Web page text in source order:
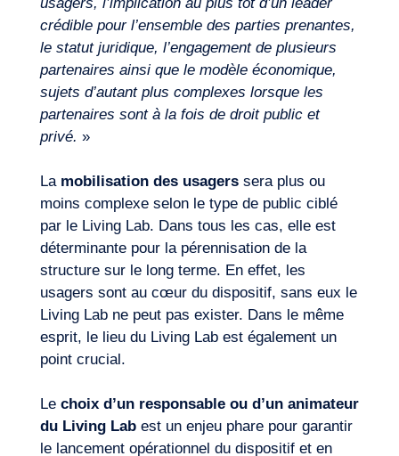
Journal de Bord
crédible pour l’ensemble des parties prenantes,
le statut juridique, l’engagement de plusieurs
partenaires ainsi que le modèle économique,
sujets d’autant plus complexes lorsque les
partenaires sont à la fois de droit public et
privé. »
La mobilisation des usagerssera plus ou
moins complexe selon le type de public ciblé
par le Living Lab. Dans tous les cas, elle est
déterminante pour la pérennisation de la
structure sur le long terme. En effet, les
usagers sont au cœur du dispositif, sans eux le
Living Lab ne peut pas exister. Dans le même
esprit, le lieu du Living Lab est également un
point crucial.
Le choix d’un responsable ou d’un animateur
du Living Labest un enjeu phare pour garantir
le lancement opérationnel du dispositif et en